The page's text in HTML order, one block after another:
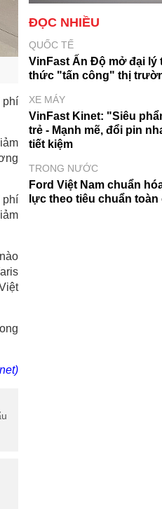
phí
phí
ĐỌC NHIỀU
QUỐC TẾ
VinFast Ấn Độ mở đại lý
thức "tấn công" thị
XE MÁY
VinFast Kinet: "Siêu
trẻ - Mạnh mẽ, đổi pin
tiết kiệm
TRONG NƯỚC
Ford Việt Nam chuẩn
lực theo tiêu chuẩn toàn